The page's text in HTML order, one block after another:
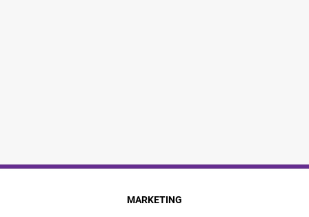
MARKETING